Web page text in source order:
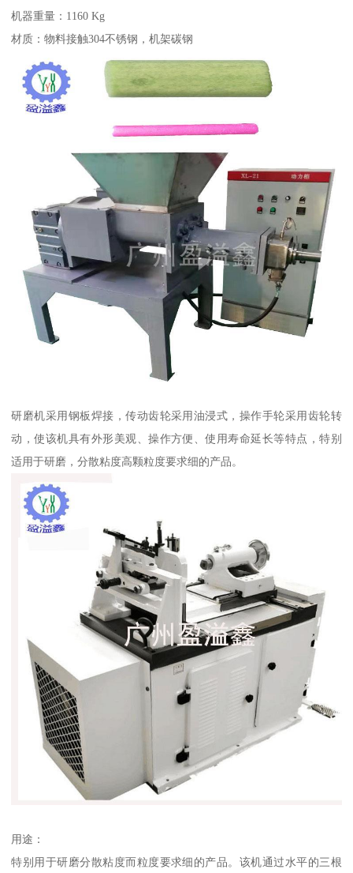
机器重量：1160 Kg
材质：物料接触304不锈钢，机架碳钢
研磨机采用钢板焊接，传动齿轮采用油浸式，操作手轮采用齿轮转
动，使该机具有外形美观、操作方便、使用寿命延长等特点，特别
适用于研磨，分散粘度高颗粒度要求细的产品。
用途：
特别用于研磨分散粘度而粒度要求细的产品。该机通过水平的三根